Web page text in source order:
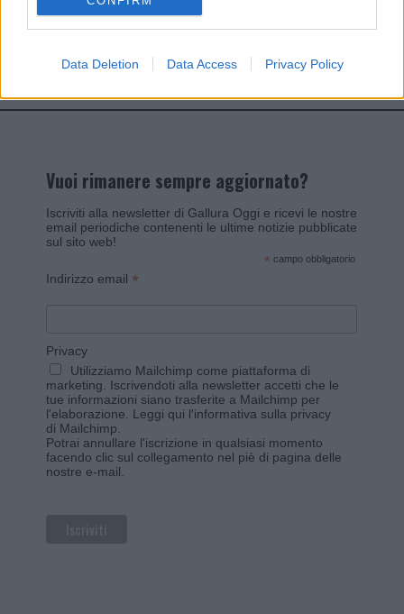
Data Deletion Data Access Privacy Policy
Invia un Comunicato Stampa| Pubblicità|Segnala
Vuoi rimanere sempre aggiornato?
Iscriviti alla newsletter di Gallura Oggi e ricevi le nostre
email periodiche contenenti le ultime notizie pubblicate
sul sito web!
* campo obbligatorio
Indirizzo email *
Privacy
Utilizziamo Mailchimp come piattaforma di
marketing. Iscrivendoti alla newsletter accetti che le
tue informazioni siano trasferite a Mailchimp per
l'elaborazione. Leggi qui l'informativa sulla privacy
di Mailchimp
Potrai annullare l'iscrizione in qualsiasi momento
facendo clic sul collegamento nel piè di pagina delle
nostre e-mail.